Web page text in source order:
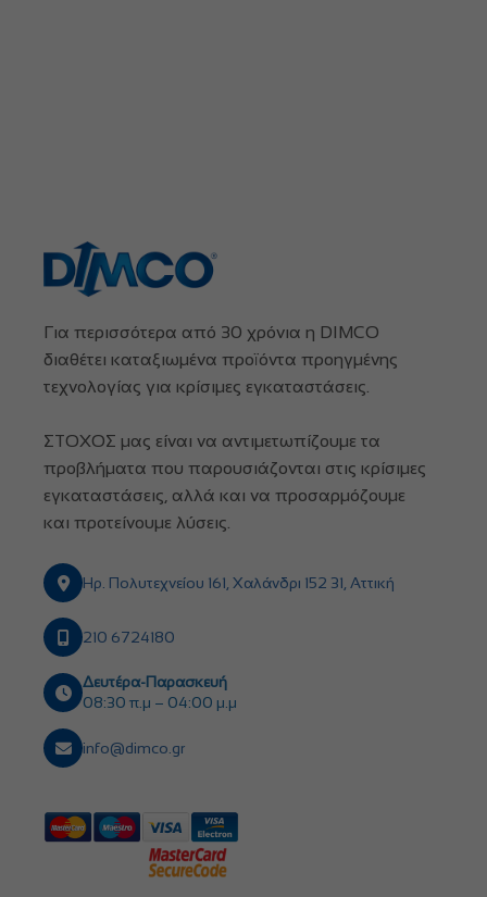
Για περισσότερα από 30 χρόνια η DIMCO
διαθέτει καταξιωμένα προϊόντα προηγμένης
τεχνολογίας για κρίσιμες εγκαταστάσεις.
ΣΤΟΧΟΣ μας είναι να αντιμετωπίζουμε τα
προβλήματα που παρουσιάζονται στις κρίσιμες
εγκαταστάσεις, αλλά και να προσαρμόζουμε
και προτείνουμε λύσεις.
Ηρ. Πολυτεχνείου 161, Χαλάνδρι 152 31, Αττική
210 6724180
Δευτέρα-Παρασκευή
08:30 π.μ – 04:00 μ.μ
info@dimco.gr